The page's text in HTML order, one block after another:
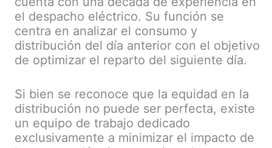
el despacho eléctrico. Su función se
centra en analizar el consumo y
distribución del día anterior con el objetivo
de optimizar el reparto del siguiente día.
Si bien se reconoce que la equidad en la
distribución no puede ser perfecta, existe
un equipo de trabajo dedicado
exclusivamente a minimizar el impacto de